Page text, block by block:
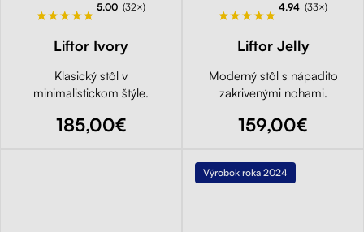
5.00 (32×)
Liftor Ivory
Klasický stôl v
minimalistickom štýle.
185,00€
4.94 (33×)
Liftor Jelly
Moderný stôl s nápadito
zakrivenými nohami.
159,00€
Výrobok roka 2024